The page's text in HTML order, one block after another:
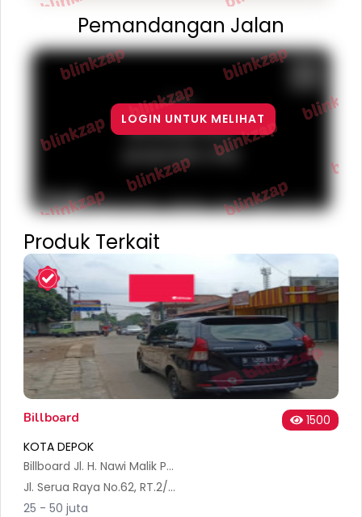
Pemandangan Jalan
For
development
purposes only
Keyboard shortcuts Map Data Terms Report a problem
LOGIN UNTUK MELIHAT
Produk Terkait
Billboard
1500
KOTA DEPOK
Billboard Jl. H. Nawi Malik Pertigaan Bojongsari Serua. ( Serua Menuju UNPAM Surya Kencana )
Jl. Serua Raya No.62, RT.2/RW.1, Serua, Kec. Bojongsari, Kota Depok, Jawa Barat 16517, Indonesia
25 - 50 juta